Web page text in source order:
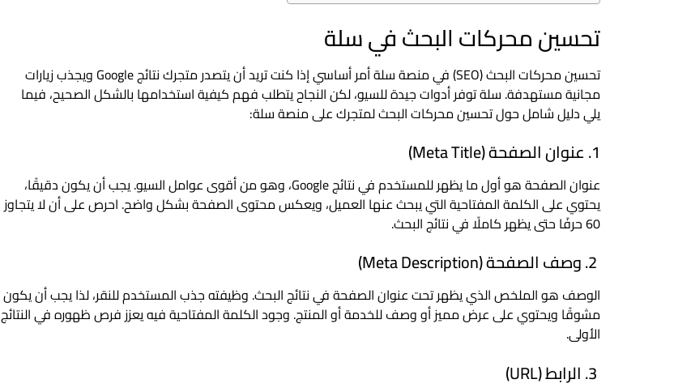
تحسين محركات البحث في سلة
تحسين محركات البحث (SEO) في منصة سلة أمر أساسي إذا كنت تريد أن يتصدر متجرك نتائج Google ويجذب زيارات
مجانية مستهدفة. سلة توفر أدوات جيدة للسيو، لكن النجاح يتطلب فهم كيفية استخدامها بالشكل الصحيح، فيما
يلي دليل شامل حول تحسين محركات البحث لمتجرك على منصة سلة:
1. عنوان الصفحة (Meta Title)
عنوان الصفحة هو أول ما يظهر للمستخدم في نتائج Google، وهو من أقوى عوامل السيو. يجب أن يكون دقيقًا،
يحتوي على الكلمة المفتاحية التي يبحث عنها العميل، ويعكس محتوى الصفحة بشكل واضح. احرص على أن لا يتجاوز
60 حرفًا حتى يظهر كاملًا في نتائج البحث.
الوصف هو الملخص الذي يظهر تحت عنوان الصفحة في نتائج البحث. وظيفته جذب المستخدم للنقر، لذا يجب أن يكون
مشوقًا ويحتوي على عرض مميز أو وصف للخدمة أو المنتج. وجود الكلمة المفتاحية فيه يعزز فرص ظهوره في النتائج
الأولى.